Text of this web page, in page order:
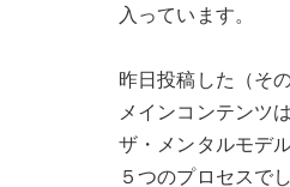
入っています。
昨日投稿した（そ
メインコンテンツは
ザ・メンタルモデ
５つのプロセスでし